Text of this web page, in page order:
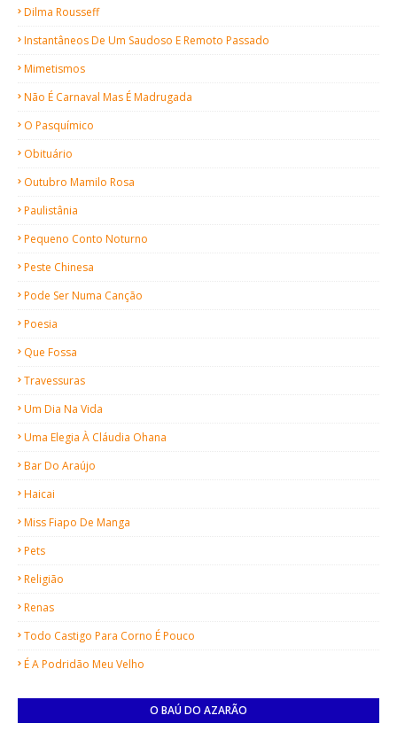
Dilma Rousseff
Instantâneos De Um Saudoso E Remoto Passado
Mimetismos
Não É Carnaval Mas É Madrugada
O Pasquímico
Obituário
Outubro Mamilo Rosa
Paulistânia
Pequeno Conto Noturno
Peste Chinesa
Pode Ser Numa Canção
Poesia
Que Fossa
Travessuras
Um Dia Na Vida
Uma Elegia À Cláudia Ohana
Bar Do Araújo
Haicai
Miss Fiapo De Manga
Pets
Religião
Renas
Todo Castigo Para Corno É Pouco
É A Podridão Meu Velho
O BAÚ DO AZARÃO